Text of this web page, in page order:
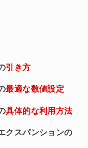
引き方
最適な数値設定
具体的な利用方法
クスパンションの